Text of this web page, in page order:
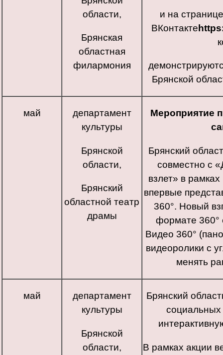
области,
Брянская
областная
филармония
и на
ВКонтакте
Брянской
май
департамент
культуры
Брянской
области,
Брянский
областной театр
драмы
Мероприятие
Брянский
совместно с
взлет» в
впервые
360°. Новый
формате 360°
Видео 360°
видеоролики с
менять
май
департамент
культуры
Брянской
области,
Брянский
В рамках акции